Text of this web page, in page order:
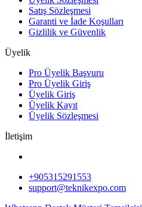
Satış Sözleşmesi
Garanti ve İade Koşulları
Gizlilik ve Güvenlik
Üyelik
Pro Üyelik Başvuru
Pro Üyelik Giriş
Üyelik Giriş
Üyelik Kayıt
Üyelik Sözleşmesi
İletişim
+905315291553
support@teknikexpo.com